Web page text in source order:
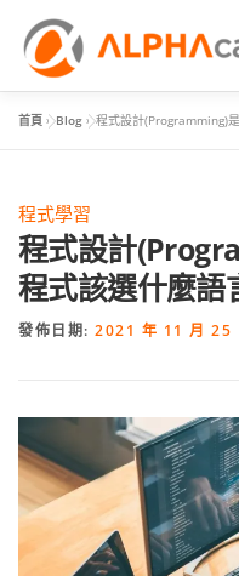
FAQ
首頁 »Blog »程式設計(Programming)
程式學習
程式設計
程式該選什麼語
發佈日期: 2021 年 11 月 25